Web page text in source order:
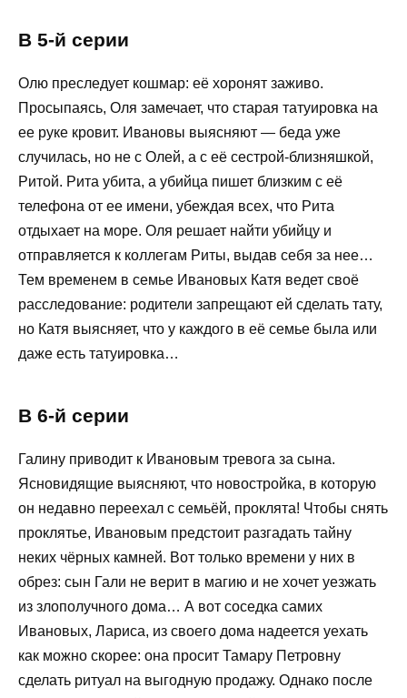
В 5-й серии
Олю преследует кошмар: её хоронят заживо.
Просыпаясь, Оля замечает, что старая татуировка на
ее руке кровит. Ивановы выясняют — беда уже
случилась, но не с Олей, а с её сестрой-близняшкой,
Ритой. Рита убита, а убийца пишет близким с её
телефона от ее имени, убеждая всех, что Рита
отдыхает на море. Оля решает найти убийцу и
отправляется к коллегам Риты, выдав себя за нее…
Тем временем в семье Ивановых Катя ведет своё
расследование: родители запрещают ей сделать тату,
но Катя выясняет, что у каждого в её семье была или
даже есть татуировка…
В 6-й серии
Галину приводит к Ивановым тревога за сына.
Ясновидящие выясняют, что новостройка, в которую
он недавно переехал с семьёй, проклята! Чтобы снять
проклятье, Ивановым предстоит разгадать тайну
неких чёрных камней. Вот только времени у них в
обрез: сын Гали не верит в магию и не хочет уезжать
из злополучного дома… А вот соседка самих
Ивановых, Лариса, из своего дома надеется уехать
как можно скорее: она просит Тамару Петровну
сделать ритуал на выгодную продажу. Однако после